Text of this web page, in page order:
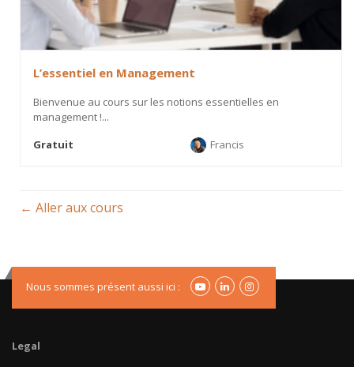
L’essentiel en Management
Bienvenue au cours sur les notions essentielles en
management !...
Gratuit
Francis
Aller aux cours
Nous sommes présent aussi ici :
Legal